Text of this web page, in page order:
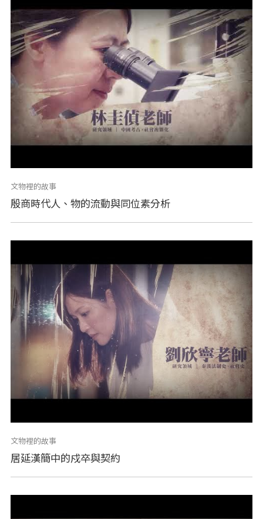
文物裡的故事
殷商時代人、物的流動與同位素分析
文物裡的故事
居延漢簡中的戍卒與契約